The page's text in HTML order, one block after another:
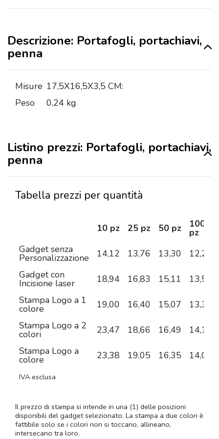
Descrizione: Portafogli, portachiavi,
penna
Misure 17,5X16,5X3,5 CM:
Peso
0,24 kg
Listino prezzi: Portafogli, portachiavi,
penna
Tabella prezzi per quantità
10 pz 25 pz 50 pz 100
pz
Gadget senza
Personalizzazione 14,12 13,76 13,30
12,29
Gadget con
Incisione laser 18,94 16,83 15,11
13,58
Stampa Logo a 1
colore 19,00 16,40 15,07
13,38
Stampa Logo a 2
colori 23,47 18,66 16,49
14,13
Stampa Logo a
colore 23,38 19,05 16,35 14,01
IVA esclusa
Il prezzo di stampa si intende in una (1) delle posizioni
disponibili del gadget selezionato. La stampa a due colori è
fattibile solo se i colori non si toccano, allineano,
intersecano tra loro.